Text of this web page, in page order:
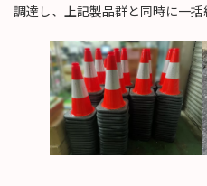
調達し、上記製品群と同時に一括